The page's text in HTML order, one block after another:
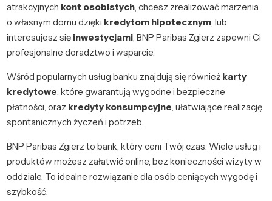
atrakcyjnych kont osobistych, chcesz zrealizować marzenia
o własnym domu dzięki kredytom hipotecznym, lub
interesujesz się inwestycjami, BNP Paribas Zgierz zapewni Ci
profesjonalne doradztwo i wsparcie.
Wśród popularnych usług banku znajdują się również karty
kredytowe, które gwarantują wygodne i bezpieczne
płatności, oraz kredyty konsumpcyjne, ułatwiające realizację
spontanicznych życzeń i potrzeb.
BNP Paribas Zgierz to bank, który ceni Twój czas. Wiele usług i
produktów możesz załatwić online, bez konieczności wizyty w
oddziale. To idealne rozwiązanie dla osób ceniących wygodę i
szybkość.